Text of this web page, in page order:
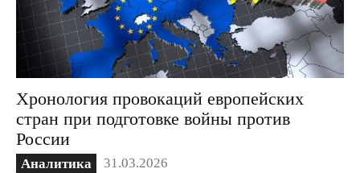
Хронология провокаций европейских
стран при подготовке войны против
России
Аналитика 31.03.2026